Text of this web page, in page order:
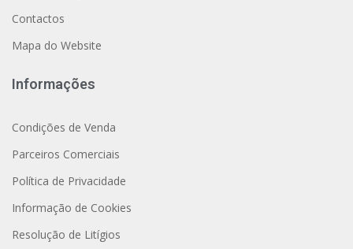
Contactos
Mapa do Website
Informações
Condições de Venda
Parceiros Comerciais
Política de Privacidade
Informação de Cookies
Resolução de Litígios